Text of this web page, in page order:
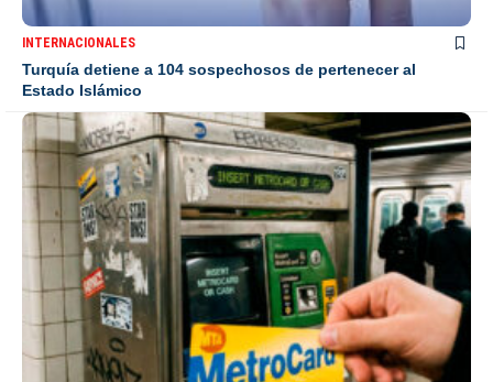
INTERNACIONALES
Turquía detiene a 104 sospechosos de pertenecer al
Estado Islámico